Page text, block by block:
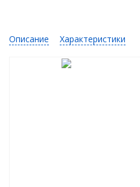
Описание Характеристики